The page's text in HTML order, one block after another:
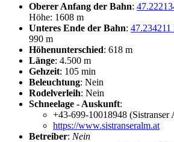
Oberer Anfang der Bahn:
Höhe: 1608 m
Unteres Ende der Bahn: 47.234211
990 m
Höhenunterschied: 618 m
Länge: 4.500 m
Gehzeit: 105 min
Beleuchtung: Nein
Rodelverleih: Nein
Schneelage - Auskunft:
+43-699-10018948 (Sistranser
https://www.sistranseralm.at
Betreiber: Nein